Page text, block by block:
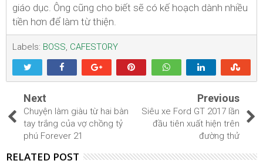
giáo dục. Ông cũng cho biết sẽ có kế hoạch dành nhiều
tiền hơn để làm từ thiện.
Labels: BOSS, CAFESTORY
Next
Chuyện làm giàu từ hai bàn
tay trắng của vợ chồng tỷ
phú Forever 21
Previous
Siêu xe Ford GT 2017 lần
đầu tiên xuất hiện trên
đường thử
RELATED POST